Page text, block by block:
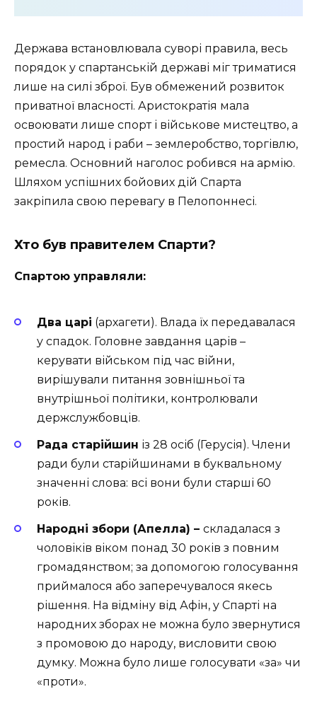
Держава встановлювала суворі правила, весь
порядок у спартанській державі міг триматися
лише на силі зброї. Був обмежений розвиток
приватної власності. Аристократія мала
освоювати лише спорт і військове мистецтво, а
простий народ і раби – землеробство, торгівлю,
ремесла. Основний наголос робився на армію.
Шляхом успішних бойових дій Спарта
закріпила свою перевагу в Пелопоннесі.
Хто був правителем Спарти?
Спартою управляли:
Два царі (архагети). Влада їх передавалася
у спадок. Головне завдання царів –
керувати військом під час війни,
вирішували питання зовнішньої та
внутрішньої політики, контролювали
держслужбовців.
Рада старійшин із 28 осіб (Герусія). Члени
ради були старійшинами в буквальному
значенні слова: всі вони були старші 60
років.
Народні збори (Апелла) – складалася з
чоловіків віком понад 30 років з повним
громадянством; за допомогою голосування
приймалося або заперечувалося якесь
рішення. На відміну від Афін, у Спарті на
народних зборах не можна було звернутися
з промовою до народу, висловити свою
думку. Можна було лише голосувати «за» чи
«проти».